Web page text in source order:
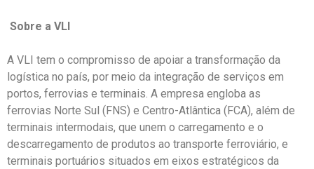
Sobre a VLI
A VLI tem o compromisso de apoiar a transformação da
logística no país, por meio da integração de serviços em
portos, ferrovias e terminais. A empresa engloba as
ferrovias Norte Sul (FNS) e Centro-Atlântica (FCA), além de
terminais intermodais, que unem o carregamento e o
descarregamento de produtos ao transporte ferroviário, e
terminais portuários situados em eixos estratégicos da